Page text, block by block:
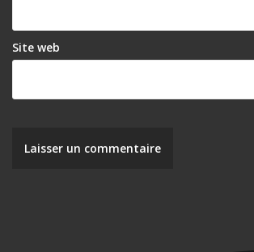
i
c
l
Site web